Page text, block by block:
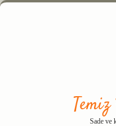
Sade ve